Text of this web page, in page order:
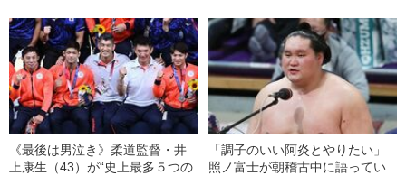
番」
場》
《最後は男泣き》柔道監督・井
上康生（43）が“史上最多５つの
「調子のいい阿炎とやりたい」
照ノ富士が朝稽古中に語ってい